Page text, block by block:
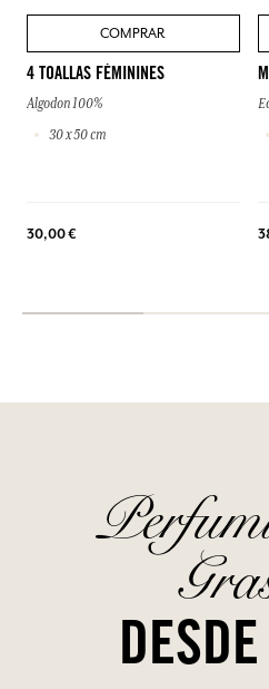
COMPRAR
4 TOALLAS FÉMININES
Algodon 100%
30 x 50 cm
30,00 €